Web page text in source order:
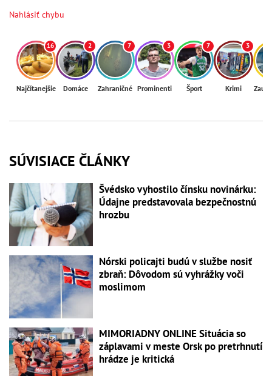
Nahlásiť chybu
16
Najčítanejšie
2
Domáce
7
Zahraničné
3
Prominenti
7
Šport
3
Krimi
SÚVISIACE ČLÁNKY
Švédsko vyhostilo čínsku novinárku:
Údajne predstavovala bezpečnostnú
hrozbu
Nórski policajti budú v službe nosiť
zbraň: Dôvodom sú vyhrážky voči
moslimom
MIMORIADNY ONLINE Situácia so
záplavami v meste Orsk po pretrhnutí
hrádze je kritická